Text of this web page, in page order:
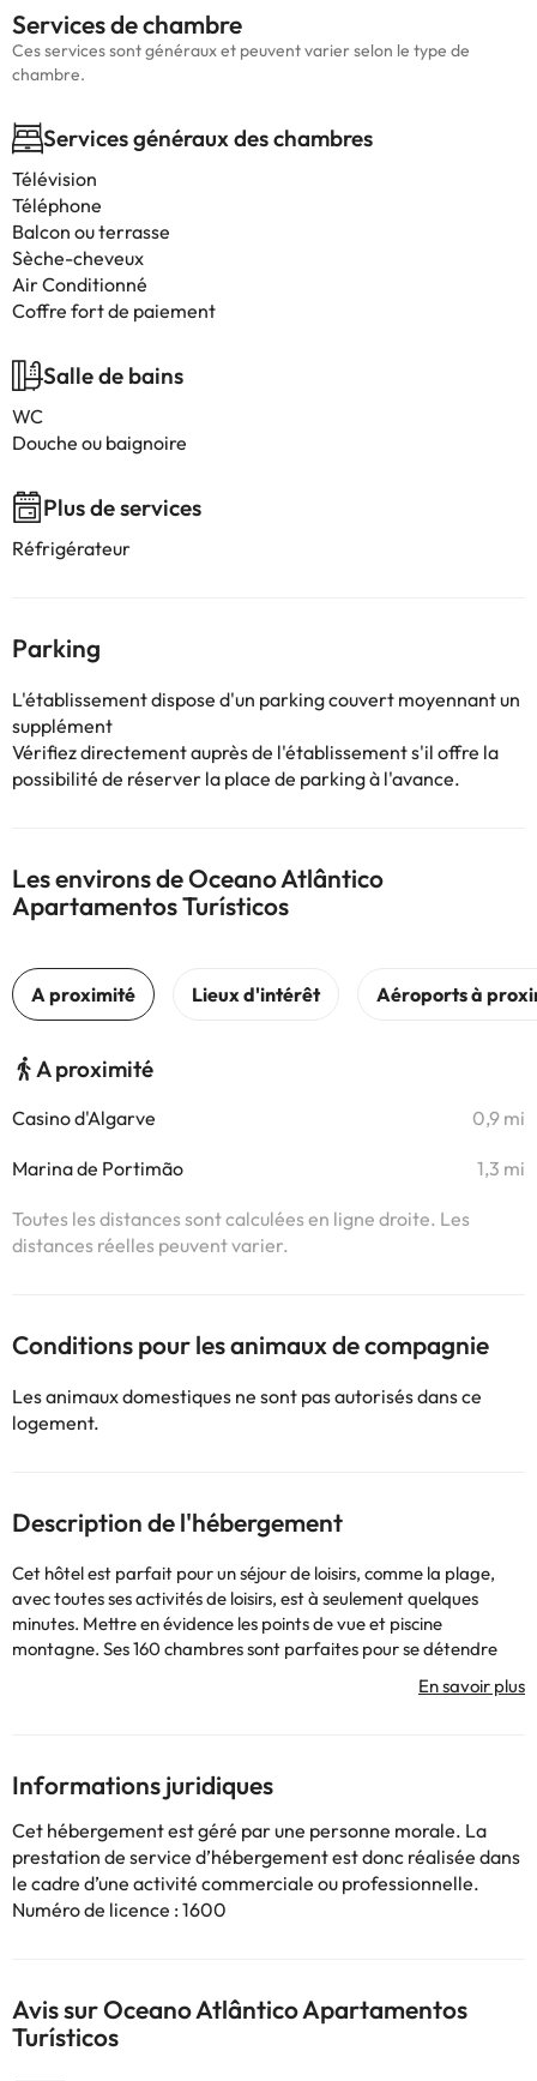
Services de chambre
Ces services sont généraux et peuvent varier selon le type de
chambre.
Services généraux des chambres
Télévision
Téléphone
Balcon ou terrasse
Sèche-cheveux
Air Conditionné
Coffre fort de paiement
Salle de bains
WC
Douche ou baignoire
Plus de services
Réfrigérateur
Parking
L'établissement dispose d'un parking couvert moyennant un
supplément
Vérifiez directement auprès de l'établissement s'il offre la
possibilité de réserver la place de parking à l'avance.
Les environs de Oceano Atlântico
Apartamentos Turísticos
A proximité
Casino d'Algarve 0,9 mi
Marina de Portimão 1,3 mi
Toutes les distances sont calculées en ligne droite. Les
distances réelles peuvent varier.
Conditions pour les animaux de compagnie
Les animaux domestiques ne sont pas autorisés dans ce
logement.
Description de l'hébergement
Cet hôtel est parfait pour un séjour de loisirs, comme la plage,
avec toutes ses activités de loisirs, est à seulement quelques
minutes. Mettre en évidence les points de vue et piscine
montagne. Ses 160 chambres sont parfaites pour se détendre
après une journée d'activité. Vous pourrez louer des voitures dans
le même hôtel. Parmi les installations de l'hôtel dispose de la
pouvez consulter les tarifs directement auprès de
l’établissement. Toutes les informations figurant sur cette fiche
sont susceptibles d’être modifiées par l’hébergement. Si vous
avez des questions, contactez-nous.
Informations juridiques
Cet hébergement est géré par une personne morale. La
prestation de service d’hébergement est donc réalisée dans
le cadre d’une activité commerciale ou professionnelle.
Numéro de licence : 1600
Avis sur Oceano Atlântico Apartamentos
Turísticos